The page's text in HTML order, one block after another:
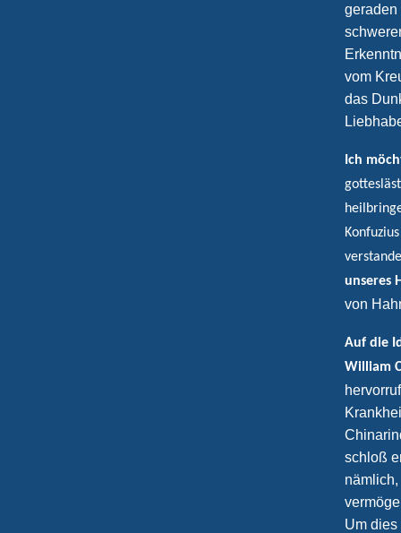
geraden
vom
das
Ich
unseres
von
Auf die
William
schloß
Um